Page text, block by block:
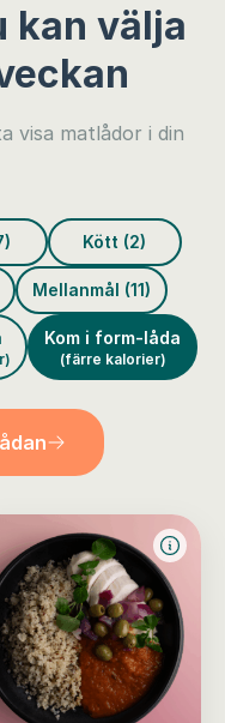
kan välja
visa matlådor i din
Kött (2)
Mellanmål (11)
Kom i form-låda
(färre kalorier)